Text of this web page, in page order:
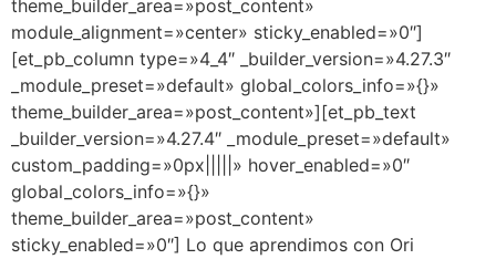
theme_builder_area=»post_content»
module_alignment=»center» sticky_enabled=»0″]
[et_pb_column type=»4_4″ _builder_version=»4.27.3″
_module_preset=»default» global_colors_info=»{}»
theme_builder_area=»post_content»][et_pb_text
_builder_version=»4.27.4″ _module_preset=»default»
custom_padding=»0px|||||» hover_enabled=»0″
global_colors_info=»{}»
theme_builder_area=»post_content»
sticky_enabled=»0″] Lo que aprendimos con Ori